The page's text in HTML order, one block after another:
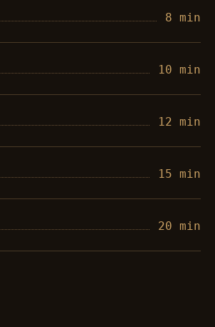
8 min
10 min
12 min
15 min
20 min